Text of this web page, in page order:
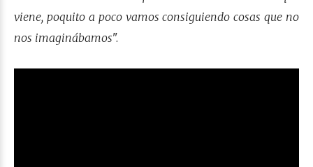
viene, poquito a poco vamos consiguiendo cosas que no
nos imaginábamos".